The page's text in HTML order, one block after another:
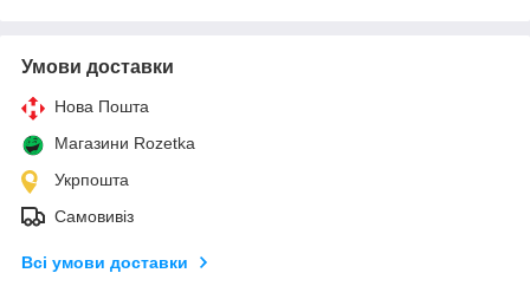
Умови доставки
Нова Пошта
Магазини Rozetka
Укрпошта
Самовивіз
Всі умови доставки